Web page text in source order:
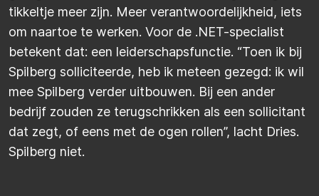
tikkeltje meer zijn. Meer verantwoordelijkheid, iets
om naartoe te werken. Voor de .NET-specialist
betekent dat: een leiderschapsfunctie. “Toen ik bij
Spilberg solliciteerde, heb ik meteen gezegd: ik wil
mee Spilberg verder uitbouwen. Bij een ander
bedrijf zouden ze terugschrikken als een sollicitant
dat zegt, of eens met de ogen rollen”, lacht Dries.
Spilberg niet.